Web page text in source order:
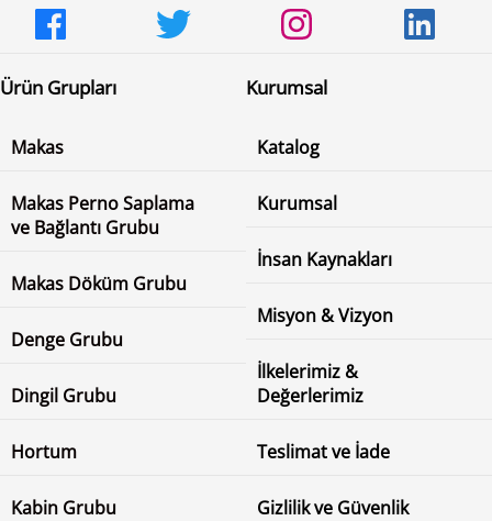
Ürün Grupları
Makas
Makas Perno Saplama
ve Bağlantı Grubu
Makas Döküm Grubu
Denge Grubu
Dingil Grubu
Hortum
Kabin Grubu
Kurumsal
Katalog
Kurumsal
İnsan Kaynakları
Misyon & Vizyon
İlkelerimiz &
Değerlerimiz
Teslimat ve İade
Gizlilik ve Güvenlik